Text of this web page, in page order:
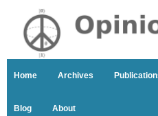
Home Archives
Blog About